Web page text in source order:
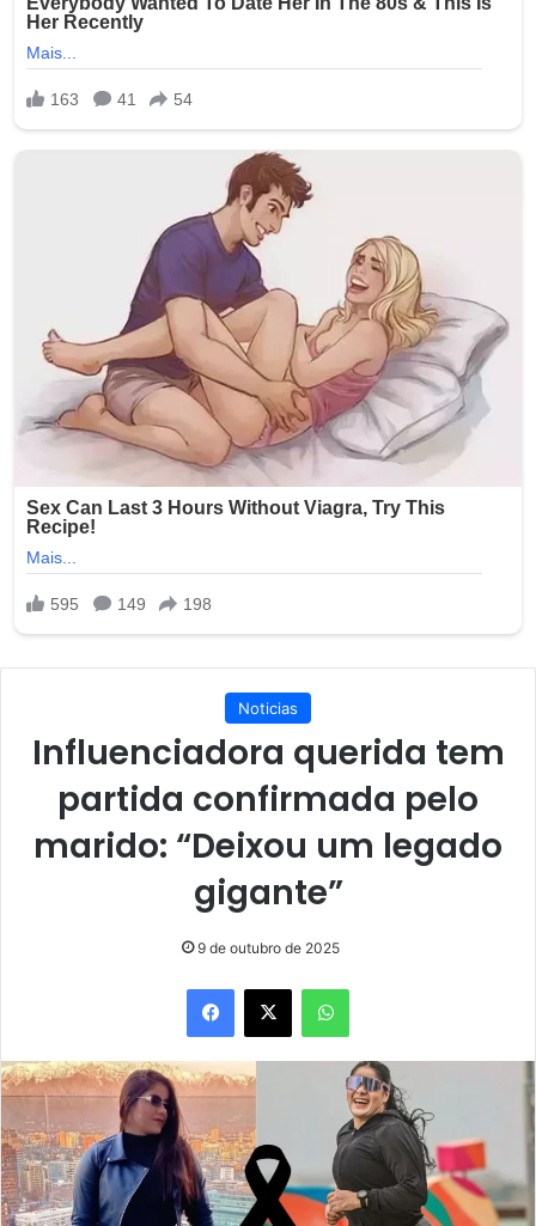
Noticias
Influenciadora querida tem
partida confirmada pelo
marido: “Deixou um legado
gigante”
9 de outubro de 2025
Facebook
X WhatsApp